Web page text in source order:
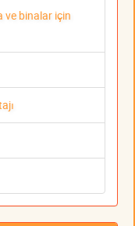
ve binalar için